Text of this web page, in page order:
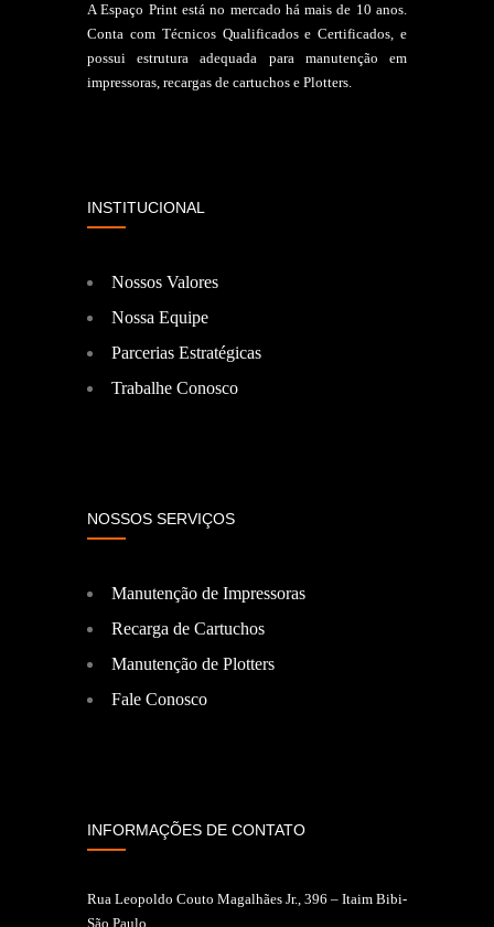
A Espaço Print está no mercado há mais de 10 anos.
Conta com Técnicos Qualificados e Certificados, e
possui estrutura adequada para manutenção em
impressoras, recargas de cartuchos e Plotters.
INSTITUCIONAL
Nossos Valores
Nossa Equipe
Parcerias Estratégicas
Trabalhe Conosco
NOSSOS SERVIÇOS
Manutenção de Impressoras
Recarga de Cartuchos
Manutenção de Plotters
Fale Conosco
INFORMAÇÕES DE CONTATO
Rua Leopoldo Couto Magalhães Jr., 396 – Itaim Bibi-
São Paulo